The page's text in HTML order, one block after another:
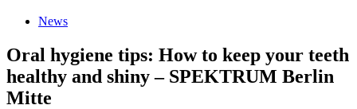
Tags News
Oral hygiene tips: How to keep your teeth
healthy and shiny – SPEKTRUM Berlin
Mitte